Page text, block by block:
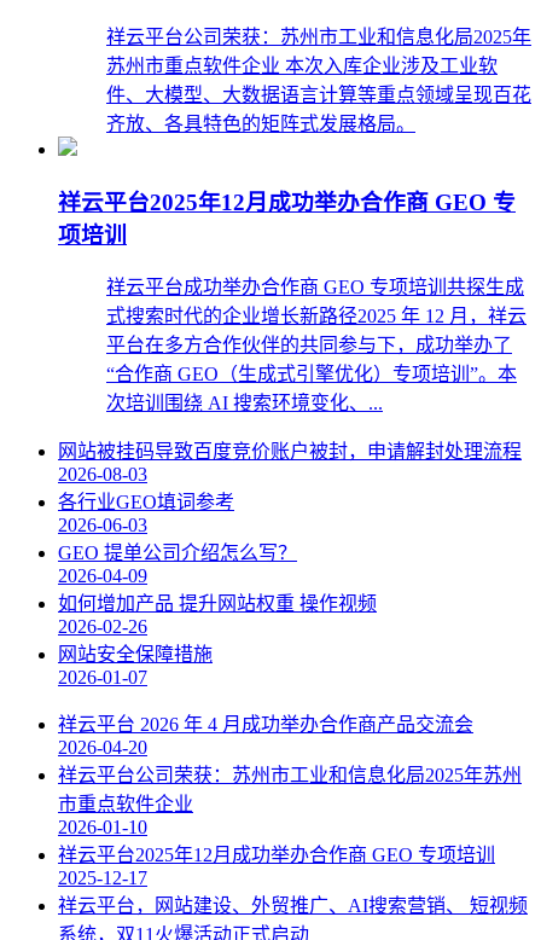
祥云平台公司荣获：苏州市工业和信息化局2025年
苏州市重点软件企业 本次入库企业涉及工业软
件、大模型、大数据语言计算等重点领域呈现百花
齐放、各具特色的矩阵式发展格局。
祥云平台2025年12月成功举办合作商 GEO 专
项培训
祥云平台成功举办合作商 GEO 专项培训共探生成
式搜索时代的企业增长新路径2025 年 12 月，祥云
平台在多方合作伙伴的共同参与下，成功举办了
“合作商 GEO（生成式引擎优化）专项培训”。本
次培训围绕 AI 搜索环境变化、...
网站被挂码导致百度竞价账户被封，申请解封处理流程
2026-08-03
各行业GEO填词参考
2026-06-03
GEO 提单公司介绍怎么写？
2026-04-09
如何增加产品 提升网站权重 操作视频
2026-02-26
网站安全保障措施
2026-01-07
祥云平台 2026 年 4 月成功举办合作商产品交流会
2026-04-20
祥云平台公司荣获：苏州市工业和信息化局2025年苏州
市重点软件企业
2026-01-10
祥云平台2025年12月成功举办合作商 GEO 专项培训
2025-12-17
祥云平台，网站建设、外贸推广、AI搜索营销、 短视频
系统，双11火爆活动正式启动